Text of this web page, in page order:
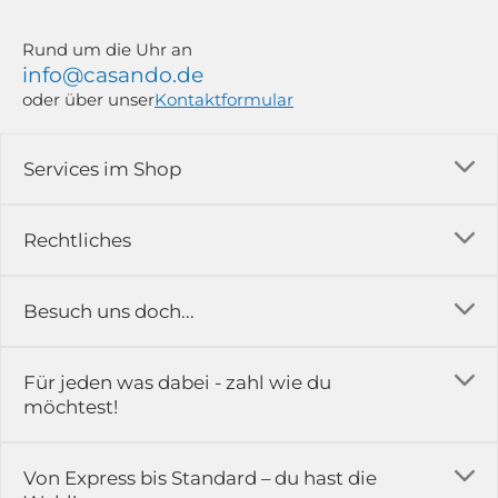
Rechtliches
Impressum
Rückgabe & Reklamation
Services im Shop
Versandkosten
Erfahrungsberichte & Bewertungen
Kontakt
Karriere
Besuch uns doch...
in der Ausstellung...
51789 Lindlar
Rund um die Uhr an
info@casando.de
oder über unserKontaktformular
Für jeden was dabei - zahl wie du
möchtest!
Von Express bis Standard – du hast die